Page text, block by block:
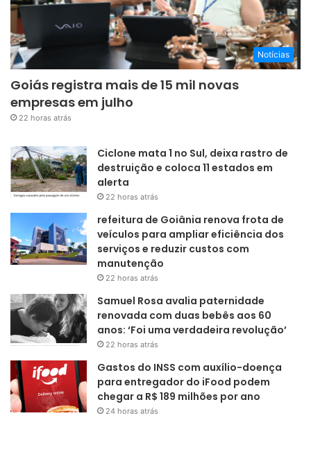
Notícias
Goiás registra mais de 15 mil novas
empresas em julho
22 horas atrás
Ciclone mata 1 no Sul, deixa rastro de
destruição e coloca 11 estados em
alerta
22 horas atrás
refeitura de Goiânia renova frota de
veículos para ampliar eficiência dos
serviços e reduzir custos com
manutenção
22 horas atrás
Samuel Rosa avalia paternidade
renovada com duas bebês aos 60
anos: ‘Foi uma verdadeira revolução’
22 horas atrás
Gastos do INSS com auxílio-doença
para entregador do iFood podem
chegar a R$ 189 milhões por ano
24 horas atrás